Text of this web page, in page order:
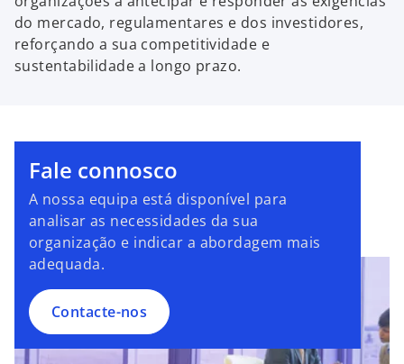
do mercado, regulamentares e dos investidores,
reforçando a sua competitividade e
sustentabilidade a longo prazo.
Fale connosco
A nossa equipa está disponível para
analisar as necessidades da sua
organização e indicar a abordagem mais
adequada.
Contacte-nos